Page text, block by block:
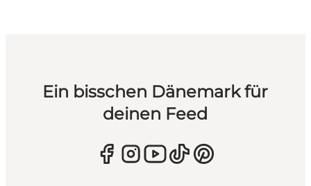
Ein bisschen Dänemark für
deinen Feed